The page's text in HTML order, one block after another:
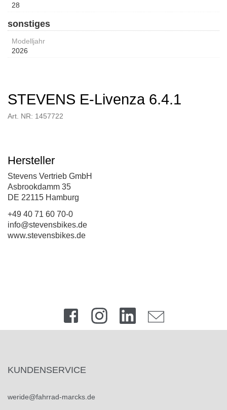
28
sonstiges
Modelljahr
2026
STEVENS E-Livenza 6.4.1
Art. NR: 1457722
Hersteller
Stevens Vertrieb GmbH
Asbrookdamm 35
DE 22115 Hamburg
+49 40 71 60 70-0
info@stevensbikes.de
www.stevensbikes.de
KUNDENSERVICE
weride@fahrrad-marcks.de